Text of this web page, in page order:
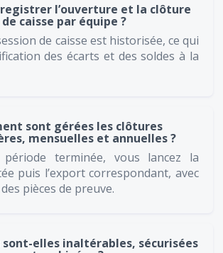
l’ouverture et la clôture
de caisse par équipe ?
de caisse est historisée, ce qui
des écarts et des soldes à la
sont gérées les clôtures
mensuelles et annuelles ?
terminée, vous lancez la
puis l’export correspondant, avec
pièces de preuve.
sont-elles inaltérables, sécurisées